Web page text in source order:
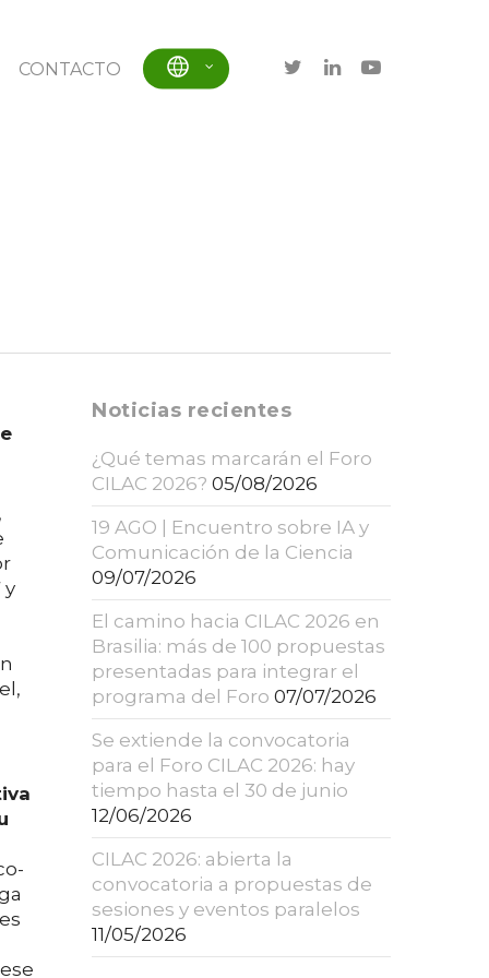
CONTACTO
y
Noticias recientes
¿Qué temas marcarán el Foro
CILAC 2026? 05/08/2026
19 AGO | Encuentro sobre IA y
Comunicación de la Ciencia
09/07/2026
El camino hacia CILAC 2026 en
Brasilia: más de 100 propuestas
presentadas para integrar el
programa del Foro 07/07/2026
Se extiende la convocatoria
para el Foro CILAC 2026: hay
tiempo hasta el 30 de junio
12/06/2026
CILAC 2026: abierta la
convocatoria a propuestas de
sesiones y eventos paralelos
11/05/2026